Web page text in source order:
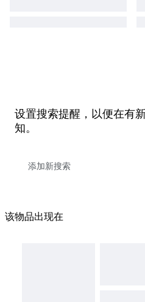
设置搜索提醒，以便在有
知。
该物品出现在